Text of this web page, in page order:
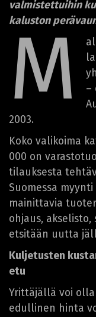
valmistettuihin
kaluston
M
–
2003.
Koko valikoima
000 on
tilauksesta
Suomessa
mainittavia
ohjaus,
etsitään uutta
Kuljetusten
etu
Yrittäjällä voi olla
edullinen hinta